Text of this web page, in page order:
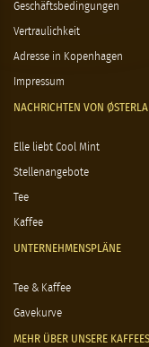
Geschäftsbedingungen
Vertraulichkeit
Adresse in Kopenhagen
Impressum
NACHRICHTEN VON
Elle liebt Cool Mint
Stellenangebote
Tee
Kaffee
UNTERNEHMENSPLÄNE
Tee & Kaffee
Gavekurve
MEHR ÜBER UNSERE KAFFEES